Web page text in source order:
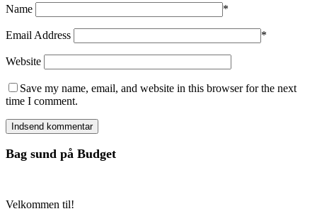
Name *
Email Address *
Website
Save my name, email, and website in this browser for the next
time I comment.
Bag sund på Budget
Velkommen til!